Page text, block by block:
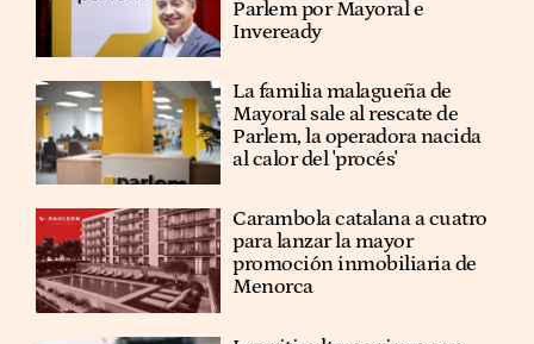
Parlem por Mayoral e
Inveready
La familia malagueña de
Mayoral sale al rescate de
Parlem, la operadora nacida
al calor del 'procés'
Carambola catalana a cuatro
para lanzar la mayor
promoción inmobiliaria de
Menorca